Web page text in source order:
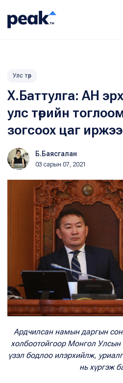
Улс төр
Х.Баттулга: АН
улс төрийн
зогсоох цаг иржээ
Б.Баясгалан
03 сарын 07, 2021
Ардчилсан намын даргын
холбоотойгоор Монгол Улсын
үзэл бодлоо илэрхийлж,
нь хүргэж